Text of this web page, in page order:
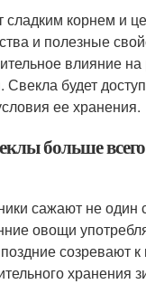
корнем и
и полезные
влияние на
Свекла будет
ее хранения.
больше
сажают не один
овощи
созревают к
хранения